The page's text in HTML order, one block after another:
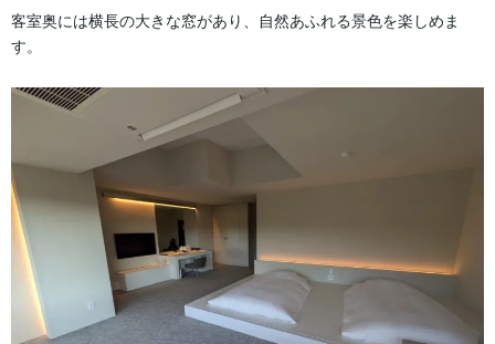
客室奥には横長の大きな窓があり、自然あふれる景色を楽しめま
す。